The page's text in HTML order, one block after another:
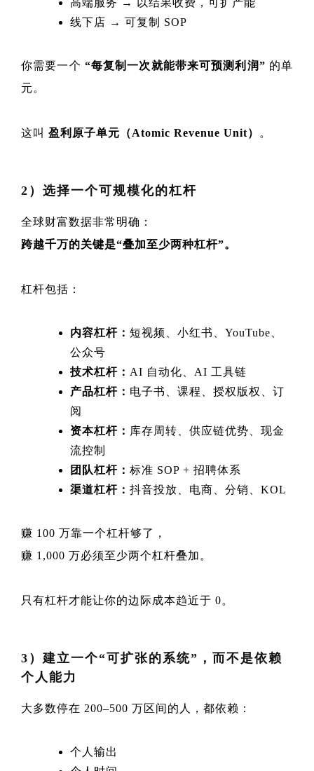
高端服务 → 以结果收费，可扩产能
线下店 → 可复制 SOP
你需要一个 “每复制一次就能带来可预测利润” 的单
元。
这叫 盈利原子单元（Atomic Revenue Unit） 。
2）选择一个可规模化的杠杆
全球财富数据非常明确：
跨越千万的关键是“叠加至少两种杠杆”。
杠杆包括：
内容杠杆： 短视频、小红书、YouTube、
公众号
技术杠杆： AI 自动化、AI 工具链
产品杠杆： 电子书、课程、授权版权、订
阅
资本杠杆： 库存周转、供应链优势、现金
流控制
团队杠杆： 标准 SOP + 招聘体系
渠道杠杆： 抖音投放、电商、分销、KOL
赚 100 万靠一个杠杆够了，
赚 1,000 万必须至少两个杠杆叠加。
只有杠杆才能让你的边际成本趋近于 0。
3）建立一个“可扩张的系统”，而不是依赖
个人能力
大多数停在 200–500 万区间的人，都依赖：
个人输出